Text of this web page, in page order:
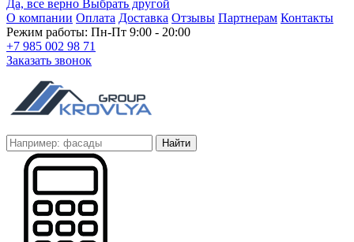
Да, все верно Выбрать другой
О компании Оплата Доставка Отзывы Партнерам Контакты
Режим работы: Пн-Пт 9:00 - 20:00
+7 985 002 98 71
Заказать звонок
Найти